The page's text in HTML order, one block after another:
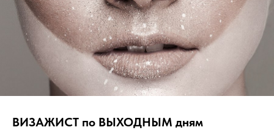
ВИЗАЖИСТ по ВЫХОДНЫМ дням